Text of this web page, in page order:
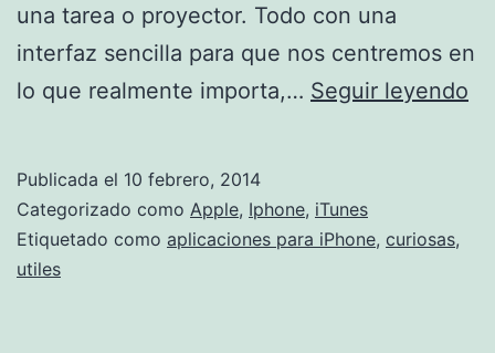
una tarea o proyector. Todo con una
interfaz sencilla para que nos centremos en
lo que realmente importa,… Seguir leyendo
Publicada el 10 febrero, 2014
Categorizado como Apple, Iphone, iTunes
Etiquetado como aplicaciones para iPhone, curiosas,
utiles